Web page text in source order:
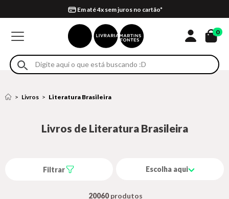
Formas de entrega
Compra 100% segura
Em até 4x sem juros no cartão*
Retire na loja
Eventos
0
Livros Literatura Brasileira
Livros de Literatura Brasileira
Filtrar Escolha aqui
20060